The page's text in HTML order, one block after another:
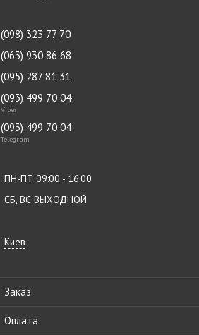
(098) 323 77 70
(063) 930 86 68
(095) 287 81 31
(093) 499 70 04
Viber
(093) 499 70 04
Telegram
ПН-ПТ 09:00 - 16:00
СБ, ВС ВЫХОДНОЙ
Киев
Заказ
Оплата